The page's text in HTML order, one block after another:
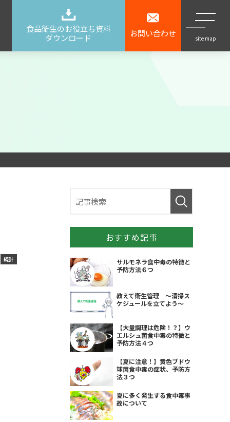
食品衛生のお役立ち資料
ダウンロード
お問い合わせ site map
統計
おすすめ記事
サルモネラ食中毒の特徴と
予防方法６つ
教えて衛生管理 ～清掃ス
ケジュールを立てよう～
【大量調理は危険！？】ウ
エルシュ菌食中毒の特徴と
予防方法４つ
【夏に注意！】黄色ブドウ
球菌食中毒の症状、予防方
法３つ
夏に多く発生する食中毒事
故について